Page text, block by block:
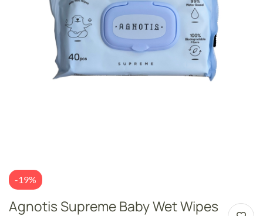
-19%
Agnotis Supreme Baby Wet Wipes